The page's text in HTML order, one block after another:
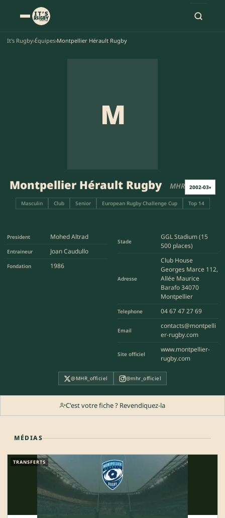
It's Rugby›Équipes›Montpellier Hérault Rugby
M
Montpellier Hérault Rugby MHR 2002-03▾
Masculin Club Senior European Rugby Challenge Cup Top 14
President Mohed Altrad
Entraineur Joan Caudullo
Fondation 1986
Stade
GGL Stadium (15
500 places)
Adresse
Club House
Georges Marce 112,
Allée Maurice
Barafo 34070
Montpellier
Telephone 04 67 47 27 69
Email
contacts@montpelli
er-rugby.com
Site officiel
www.montpellier-
rugby.com
@MHR_officiel @mhr_officiel
C'est votre fiche ? Revendiquez-la
MÉDIAS
TRANSFERTS